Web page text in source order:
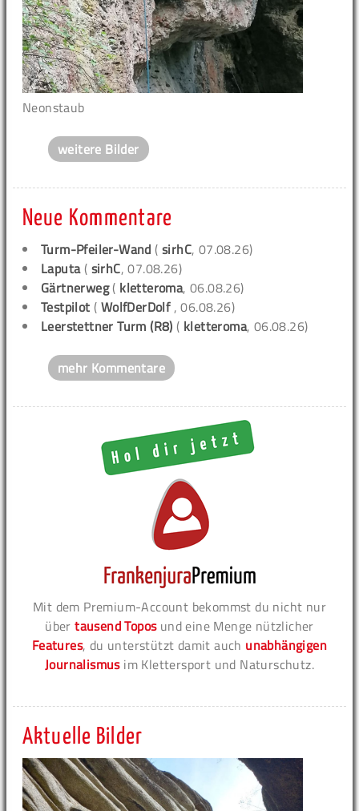
Neonstaub
weitere Bilder
Neue Kommentare
Turm-Pfeiler-Wand (sirhC, 07.08.26)
Laputa( sirhC, 07.08.26)
Gärtnerweg( kletteroma, 06.08.26)
Testpilot ( WolfDerDolf , 06.08.26)
Leerstettner Turm (R8) ( kletteroma, 06.08.26)
mehr Kommentare
Mit dem Premium-Account bekommst du nicht nur
übertausend Toposund eine Menge nützlicher
Features, du unterstützt damit auch unabhängigen
Journalismusim Klettersport und Naturschutz.
Aktuelle Bilder